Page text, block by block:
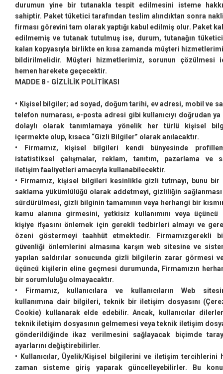
durumun yine bir tutanakla tespit edilmesini isteme
sahiptir. Paket tüketici tarafından teslim alındıktan sonra
firması görevini tam olarak yaptığı kabul edilmiş olur. Paket
edilmemiş ve tutanak tutulmuş ise, durum, tutanağın
kalan kopyasıyla birlikte en kısa zamanda müşteri
bildirilmelidir. Müşteri hizmetlerimiz, sorunun çözülmesi
hemen harekete geçecektir.
MADDE 8 - GİZLİLİK POLİTİKASI
• Kişisel bilgiler; ad soyad, doğum tarihi, ev adresi, mobil ve
telefon numarası, e-posta adresi gibi kullanıcıyı doğrudan ya
dolaylı olarak tanımlamaya yönelik her türlü kişisel
içermekte olup, kısaca “Gizli Bilgiler” olarak anılacaktır.
• Firmamız, kişisel bilgileri kendi bünyesinde
istatistiksel çalışmalar, reklam, tanıtım, pazarlama ve
iletişim faaliyetleri amacıyla kullanabilecektir.
• Firmamız, kişisel bilgileri kesinlikle gizli tutmayı, bunu bir
saklama yükümlülüğü olarak addetmeyi, gizliliğin sağlanması
sürdürülmesi, gizli bilginin tamamının veya herhangi bir
kamu alanına girmesini, yetkisiz kullanımını veya üçüncü
kişiye ifşasını önlemek için gerekli tedbirleri almayı ve
özeni göstermeyi taahhüt etmektedir. Firmamızgerekli
güvenliği önlemlerini almasına karşın web sitesine ve
yapılan saldırılar sonucunda gizli bilgilerin zarar görmesi
üçüncü kişilerin eline geçmesi durumunda, Firmamızın
bir sorumluluğu olmayacaktır.
• Firmamız, kullanıcılara ve kullanıcıların Web
kullanımına dair bilgileri, teknik bir iletişim dosyasını
Cookie) kullanarak elde edebilir. Ancak, kullanıcılar
teknik iletişim dosyasının gelmemesi veya teknik iletişim
gönderildiğinde ikaz verilmesini sağlayacak biçimde
ayarlarını değiştirebilirler.
• Kullanıcılar, Üyelik/Kişisel bilgilerini ve iletişim tercihlerini
zaman sisteme giriş yaparak güncelleyebilirler. Bu